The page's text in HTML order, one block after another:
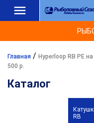
Главная / Hyperloop RB PE
500 р.
Каталог
RB